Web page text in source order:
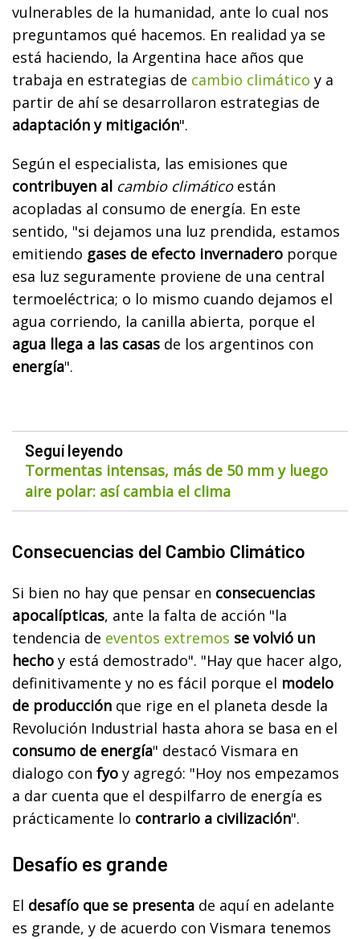
vulnerables de la humanidad, ante lo cual nos
preguntamos qué hacemos. En realidad ya se
está haciendo, la Argentina hace años que
trabaja en estrategias de cambio climático y a
partir de ahí se desarrollaron estrategias de
adaptación y mitigación".
Según el especialista, las emisiones que
contribuyen al cambio climáticoestán
acopladas al consumo de energía. En este
sentido, "si dejamos una luz prendida, estamos
emitiendo gases de efecto invernadero porque
esa luz seguramente proviene de una central
termoeléctrica; o lo mismo cuando dejamos el
agua corriendo, la canilla abierta, porque el
agua llega a las casas de los argentinos con
energía".
Seguí leyendo
Tormentas intensas, más de 50 mm y luego
aire polar: así cambia el clima
Consecuencias del Cambio Climático
Si bien no hay que pensar en consecuencias
apocalípticas, ante la falta de acción "la
tendencia de eventos extremos se volvió un
hecho y está demostrado". "Hay que hacer algo,
definitivamente y no es fácil porque el modelo
de producción que rige en el planeta desde la
Revolución Industrial hasta ahora se basa en el
consumo de energía" destacó Vismara en
dialogo con fyo y agregó: "Hoy nos empezamos
a dar cuenta que el despilfarro de energía es
prácticamente lo contrario a civilización".
Desafío es grande
El desafío que se presenta de aquí en adelante
es grande, y de acuerdo con Vismara tenemos